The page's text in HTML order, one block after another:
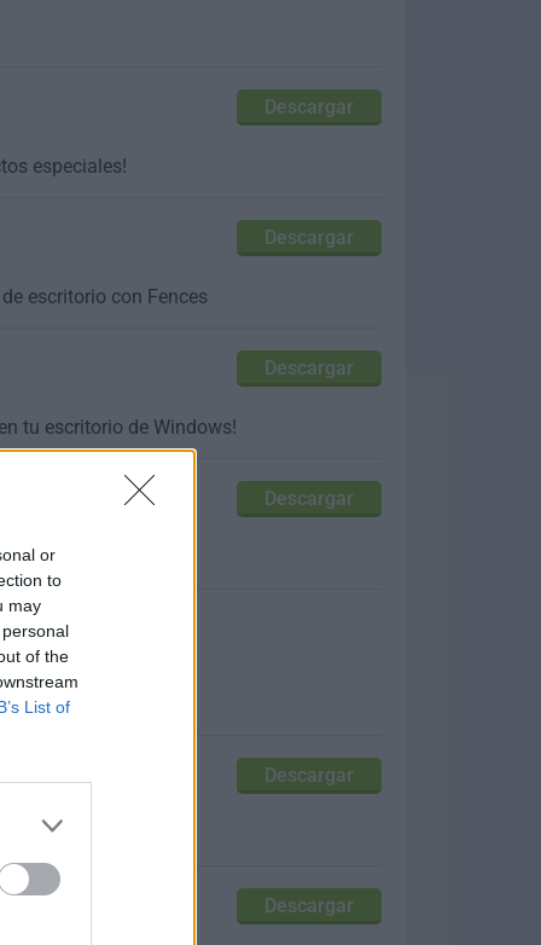
or
to
may
of the
List of
Descargar
especiales!
Descargar
escritorio con Fences
Descargar
tu escritorio de Windows!
Descargar
con IconPackager!
Descargar
Descargar